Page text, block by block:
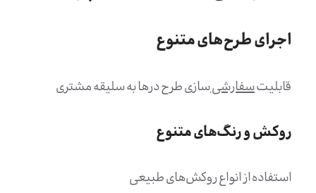
اجرای طرح‌های متنوع
قابلیتسفارشیسازی طرح درها به سلیقه مشتری
روکش و رنگ‌های متنوع
استفاده از انواع روکش‌های طبیعی